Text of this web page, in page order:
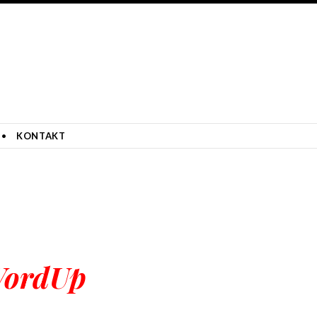
KONTAKT